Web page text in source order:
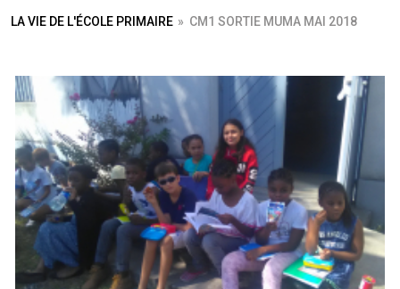
LA VIE DE L'ÉCOLE PRIMAIRE » CM1 SORTIE MUMA MAI 2018